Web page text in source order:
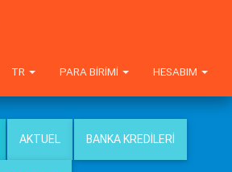
HESABIM
PARA BIRIMI
TR
AKTUEL BANKA KREDILERI